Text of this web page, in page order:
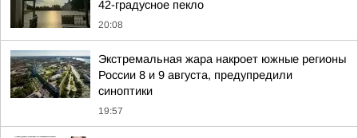
42-градусное пекло
20:08
Экстремальная жара накроет южные регионы
России 8 и 9 августа, предупредили
синоптики
19:57